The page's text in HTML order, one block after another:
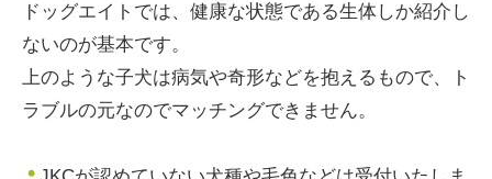
ドッグエイトでは、健康な状態である生体しか紹介し
ないのが基本です。
上のような子犬は病気や奇形などを抱えるもので、ト
ラブルの元なのでマッチングできません。